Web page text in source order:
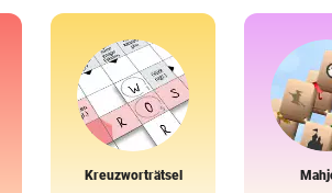
Kreuzworträtsel